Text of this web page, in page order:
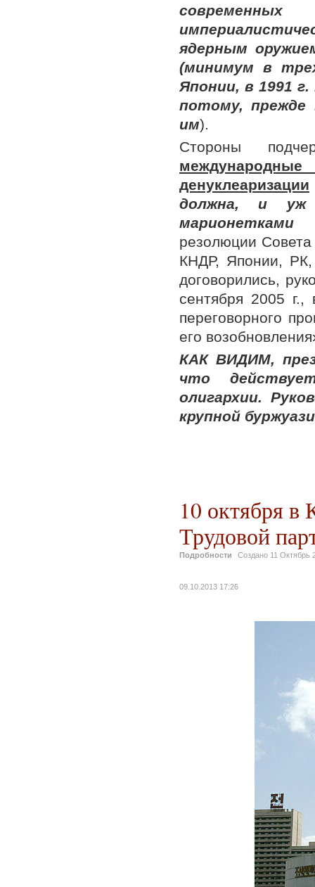
современных
ядерным
(минимум в
Японии, в 1991
потому,
им).
Стороны
денуклеаризации
должна, и уж
марионетками
резолюции
КНДР, Японии,
договорились,
сентября 2005 г.,
переговорного
его
КАК ВИДИМ,
что
олигархии.
крупной
10 октября в
Трудовой
Подробности Создано 11 Октябрь
09.10.2013 17:26